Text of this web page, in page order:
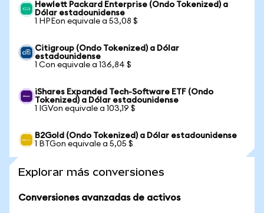
Hewlett Packard Enterprise (Ondo Tokenized) a
Dólar estadounidense
1 HPEon equivale a 53,08 $
Citigroup (Ondo Tokenized) a Dólar
estadounidense
1 Con equivale a 136,84 $
iShares Expanded Tech-Software ETF (Ondo
Tokenized) a Dólar estadounidense
1 IGVon equivale a 103,19 $
B2Gold (Ondo Tokenized) a Dólar estadounidense
1 BTGon equivale a 5,05 $
Explorar más conversiones
Conversiones avanzadas de activos